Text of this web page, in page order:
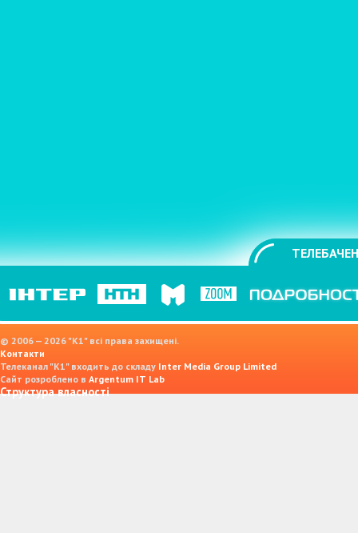
© 2006 — 2026 "K1" всі права захищені.
Контакти
Телеканал "К1" входить до складу Inter Media Group Limited
Сайт розроблено в Argentum IT Lab
Структура власності